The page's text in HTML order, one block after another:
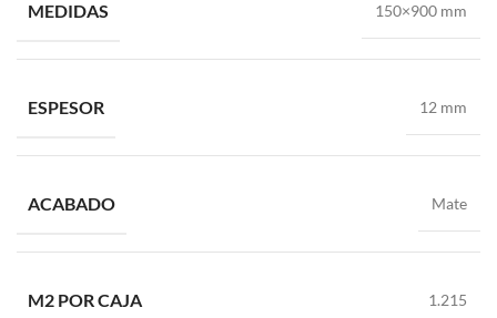
MEDIDAS 150×900 mm
ESPESOR 12 mm
ACABADO Mate
M2 POR CAJA 1.215